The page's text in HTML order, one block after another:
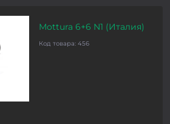
Mottura 6+6 N1 (Италия)
Код товара: 456